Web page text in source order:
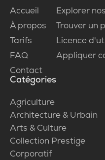
Accueil
À propos
Tarifs
FAQ
Contact
Explorer
Trouver un
Licence
Appliquer
Catégories
Agriculture
Architecture & Urbain
Arts & Culture
Collection Prestige
Corporatif